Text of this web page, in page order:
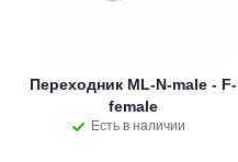
Переходник ML-N-male - F-
female
Есть в наличии